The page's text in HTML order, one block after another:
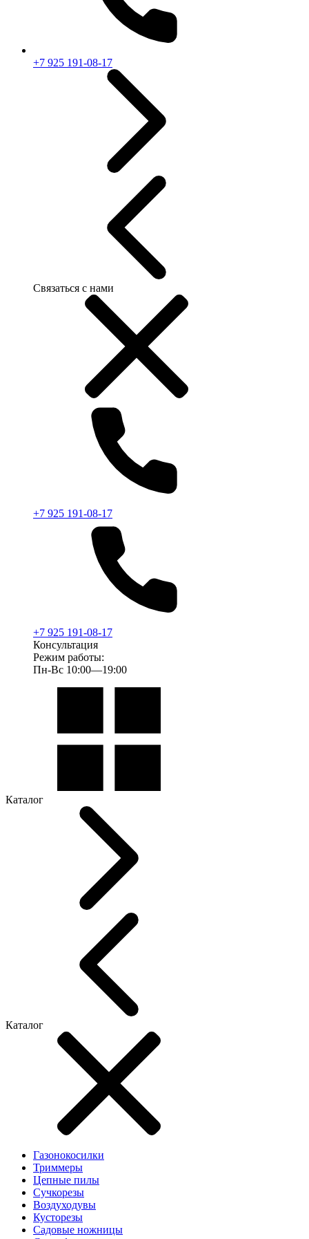
+7 925 191-08-17
Связаться с нами
+7 925 191-08-17
+7 925 191-08-17
Консультация
Режим работы:
Пн-Вс 10:00—19:00
Каталог
Каталог
Газонокосилки
Триммеры
Цепные пилы
Cучкорезы
Воздуходувы
Кусторезы
Садовые ножницы